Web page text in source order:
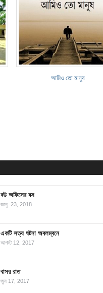
আমিও তো মানুষ
বউ অফিসের বস
জানু. 23, 2018
একটি সত্য ঘটনা অবলম্বনে
আগস্ট 12, 2017
বাসর রাত
জুন 17, 2017